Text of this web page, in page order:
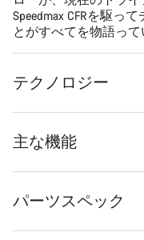
Speedmax CFRを駆っ
とがすべてを物語って
テクノロジー
主な機能
パーツスペック